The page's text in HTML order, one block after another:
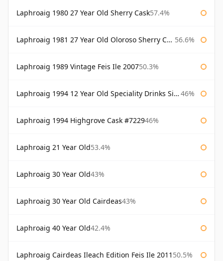
Laphroaig 1980 27 Year Old Sherry Cask57.4%
Laphroaig 1981 27 Year Old Oloroso Sherry Cask 56.6%
Laphroaig 1989 Vintage Feis Ile 200750.3%
Laphroaig 1994 12 Year Old Speciality Drinks Single Malts of Scotland 46%
Laphroaig 1994 Highgrove Cask #722946%
Laphroaig 21 Year Old53.4%
Laphroaig 30 Year Old43%
Laphroaig 30 Year Old Cairdeas43%
Laphroaig 40 Year Old42.4%
Laphroaig Cairdeas Ileach Edition Feis Ile 2011 50.5%